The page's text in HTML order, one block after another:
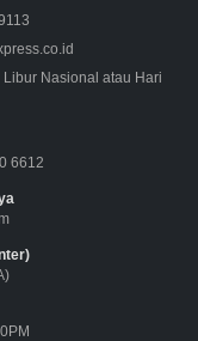
Nasional atau Hari
6612